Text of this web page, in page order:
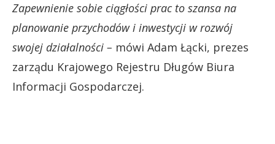
Zapewnienie sobie ciągłości prac to szansa na
planowanie przychodów i inwestycji w rozwój
swojej działalności – mówi Adam Łącki, prezes
zarządu Krajowego Rejestru Długów Biura
Informacji Gospodarczej.